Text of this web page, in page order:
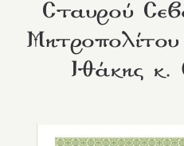
Σταυρού
Ιθάκης κ.